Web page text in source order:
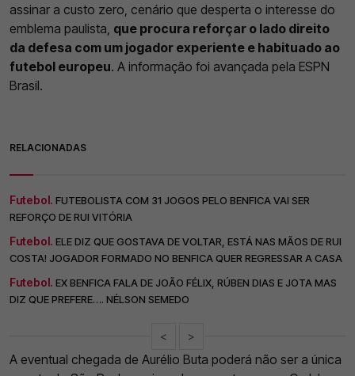
assinar a custo zero, cenário que desperta o interesse do
emblema paulista, que procura reforçar o lado direito
da defesa com um jogador experiente e habituado ao
futebol europeu. A informação foi avançada pela ESPN
Brasil.
RELACIONADAS
Futebol. FUTEBOLISTA COM 31 JOGOS PELO BENFICA VAI SER
REFORÇO DE RUI VITÓRIA
Futebol. ELE DIZ QUE GOSTAVA DE VOLTAR, ESTÁ NAS MÃOS DE RUI
COSTA! JOGADOR FORMADO NO BENFICA QUER REGRESSAR A CASA
Futebol. EX BENFICA FALA DE JOÃO FÉLIX, RÚBEN DIAS E JOTA MAS
DIZ QUE PREFERE…. NÉLSON SEMEDO
< >
A eventual chegada de Aurélio Buta poderá não ser a única